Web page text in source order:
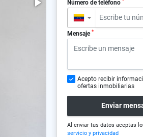
Número de teléfono
▼
Mensaje *
Acepto recibir
ofertas inmobiliarias
Enviar
Al enviar tus datos aceptas
servicio y privacidad